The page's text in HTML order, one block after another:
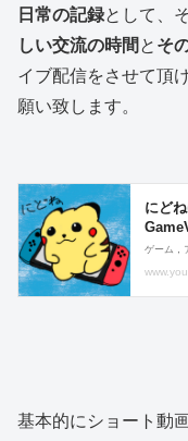
日常の記録として、
しい交流の時間 と そ
イブ配信をさせて頂
願い致します。
基本的にショート動